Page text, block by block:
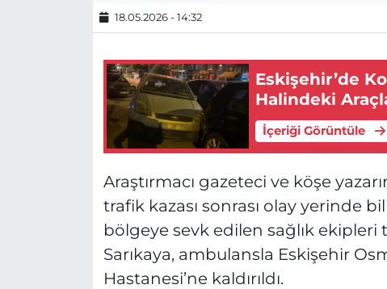
18.05.2026 - 14:32
Eskişehir’de
Halindeki
İçeriği Görüntüle
Araştırmacı gazeteci ve köşe
trafik kazası sonrası olay yerinde
bölgeye sevk edilen sağlık ekipleri
Sarıkaya, ambulansla Eskişehir
Hastanesi’ne kaldırıldı.